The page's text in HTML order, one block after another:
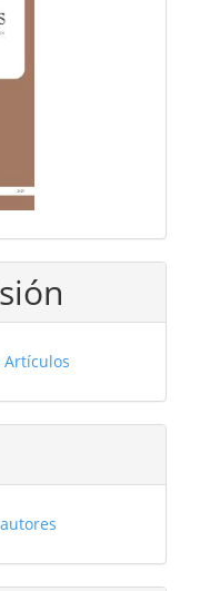
Artículos